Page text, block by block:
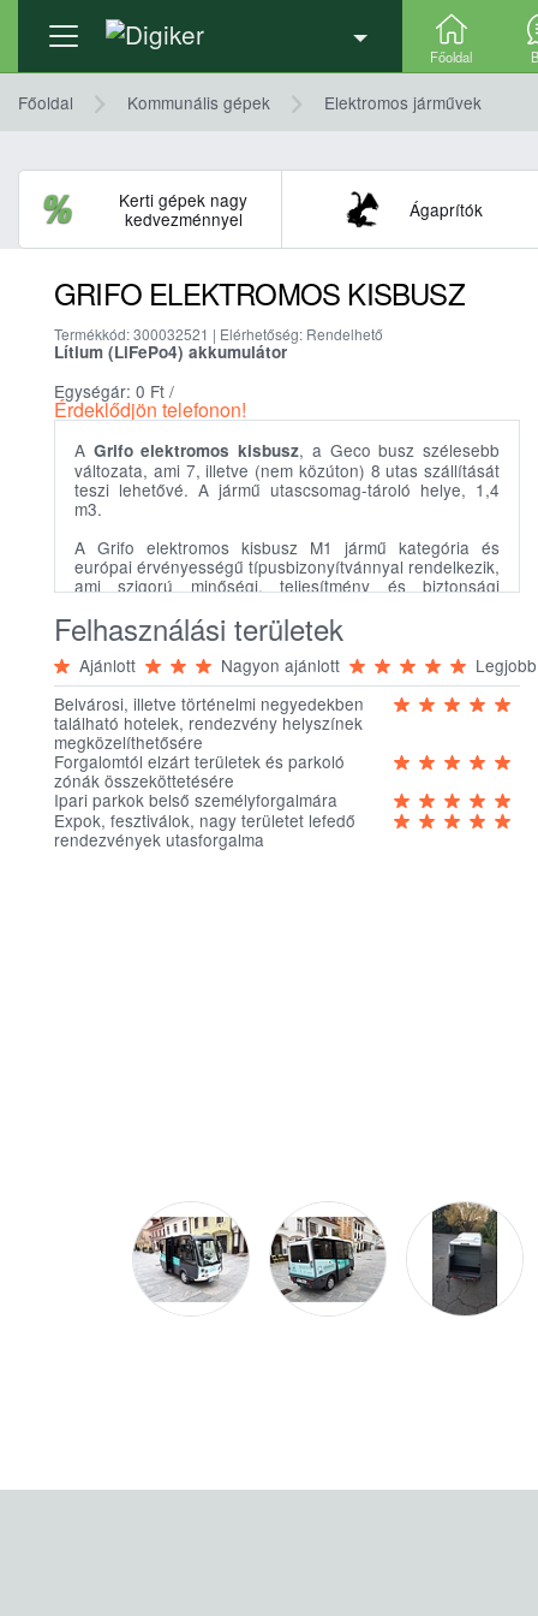
Főoldal
Főoldal Kommunális gépek Elektromos járművek
Kerti gépek nagy
kedvezménnyel
Ágaprítók
GRIFO ELEKTROMOS KISBUSZ
Termékkód: 300032521 | Elérhetőség: Rendelhető
Lítium (LiFePo4) akkumulátor
Egységár: 0 Ft /
Érdeklődjön telefonon!
A Grifo elektromos kisbusz, a Geco busz szélesebb
változata, ami 7, illetve (nem közúton) 8 utas szállítását
teszi lehetővé. A jármű utascsomag-tároló helye, 1,4
m3.
A Grifo elektromos kisbusz M1 jármű kategória és
európai érvényességű típusbizonyítvánnyal rendelkezik,
ami szigorú minőségi, teljesítmény és biztonsági
A járművet, zöld rendszámmal helyezzük forgalomba.
A járművet teljes mértékben az olasz Esagono Energia
cég tervezte és gyártja, amely cég kizárólag elektromos
haszonjárművekkel foglalkozik és elkötelezetten
támogatja a fenntartható mobilitás eszményét.
Tökéletes alternatíva a személyszállításban, tipikusan
mint;
belvárosi, illetve történelmi negyedekben
található hotelek, rendezvény helyszínek
Nagy teljesítményének köszönhetően könnyen felhajt a
meredek kaptatókon.
Az elektromos jármű használata, újfajta vezetési
élményt jelent:
könnyed vezethetőség,
Felhasználási területek
Ajánlott Nagyon ajánlott
Legjobb
Belvárosi, illetve történelmi negyedekben
található hotelek, rendezvény helyszínek
megközelíthetősére
Forgalomtól elzárt területek és parkoló
zónák összeköttetésére
Ipari parkok belső személyforgalmára
Expok, fesztiválok, nagy területet lefedő
rendezvények utasforgalma
Termék adatlap Részletek,